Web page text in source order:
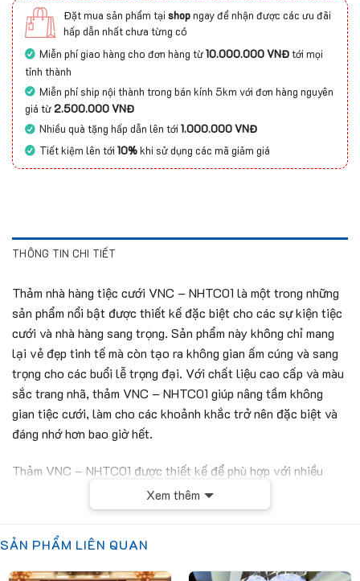
Đặt mua sản phẩm tại shopngay để nhận được các ưu đãi
hấp dẫn nhất chưa từng có
Miễn phí giao hàng cho đơn hàng từ10.000.000 VNĐtới mọi
tỉnh thành
Miễn phí ship nội thành trong bán kính 5km với đơn hàng nguyên
giá từ2.500.000 VNĐ
Nhiều quà tặng hấp dẫn lên tới1.000.000 VNĐ
Tiết kiệm lên tới10%khi sử dụng các mã giảm giá
THÔNG TIN CHI TIẾT
Thảm nhà hàng tiệc cưới VNC – NHTC01 là một trong những
sản phẩm nổi bật được thiết kế đặc biệt cho các sự kiện tiệc
cưới và nhà hàng sang trọng. Sản phẩm này không chỉ mang
lại vẻ đẹp tinh tế mà còn tạo ra không gian ấm cúng và sang
trọng cho các buổi lễ trọng đại. Với chất liệu cao cấp và màu
sắc trang nhã, thảm VNC – NHTC01 giúp nâng tầm không
gian tiệc cưới, làm cho các khoảnh khắc trở nên đặc biệt và
đáng nhớ hơn bao giờ hết.
Thảm VNC – NHTC01 được thiết kế để phù hợp với nhiều
phong cách trang trí khác nhau, từ cổ điển đến hiện đại. Sự
mềm mại và êm ái của thảm tạo cảm giác thoải mái cho khách
bầu không khí yên tĩnh và thư giãn. Sản phẩm này chắc chắn
sẽ là lựa chọn lý tưởng cho những ai mong muốn mang đến
Xem thêm
SẢN PHẨM LIÊN QUAN